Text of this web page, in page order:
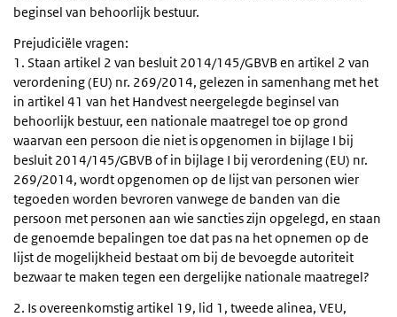
beginsel van behoorlijk bestuur.
Prejudiciële vragen:
1. Staan artikel 2 van besluit 2014/145/GBVB en artikel 2 van
verordening (EU) nr. 269/2014, gelezen in samenhang met het
in artikel 41 van het Handvest neergelegde beginsel van
behoorlijk bestuur, een nationale maatregel toe op grond
waarvan een persoon die niet is opgenomen in bijlage I bij
besluit 2014/145/GBVB of in bijlage I bij verordening (EU) nr.
269/2014, wordt opgenomen op de lijst van personen wier
tegoeden worden bevroren vanwege de banden van die
persoon met personen aan wie sancties zijn opgelegd, en staan
de genoemde bepalingen toe dat pas na het opnemen op de
lijst de mogelijkheid bestaat om bij de bevoegde autoriteit
bezwaar te maken tegen een dergelijke nationale maatregel?
2. Is overeenkomstig artikel 19, lid 1, tweede alinea, VEU,